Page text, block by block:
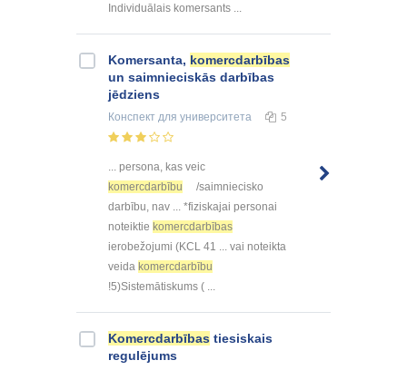
Individuālais komersants ...
Komersanta, komercdarbības
un saimnieciskās darbības
jēdziens
Конспект для университета 5
... persona, kas veic
komercdarbību
/saimniecisko
darbību, nav ... *fiziskajai personai
noteiktie komercdarbības
ierobežojumi (KCL 41 ... vai noteikta
veida komercdarbību
!5)Sistemātiskums ( ...
Komercdarbības tiesiskais
regulējums